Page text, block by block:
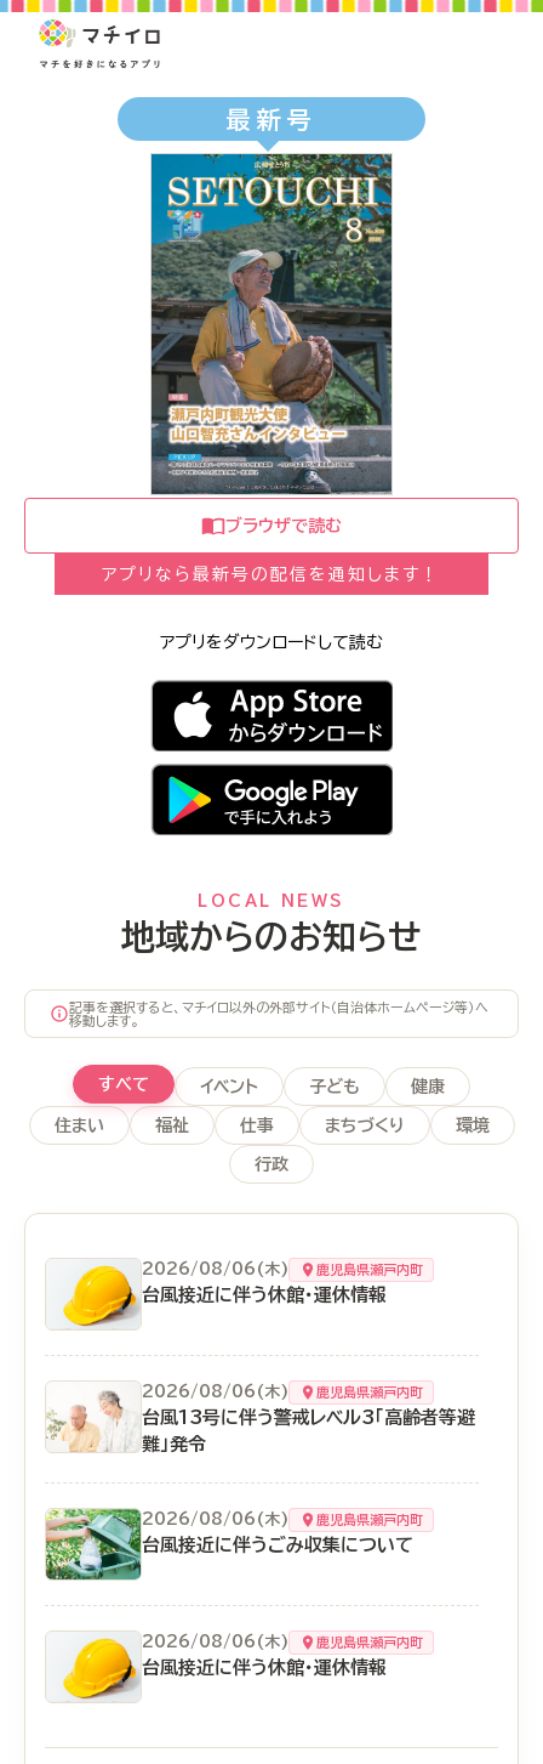
最新号
ブラウザで読む
アプリなら最新号の配信を通知します！
アプリをダウンロードして読む
LOCAL NEWS
地域からのお知らせ
記事を選択すると、マチイロ以外の外部サイト（自治体ホームページ等）へ
移動します。
すべて イベント 子ども 健康
住まい 福祉 仕事 まちづくり 環境
行政
2026/08/06(木) 鹿児島県瀬戸内町
台風接近に伴う休館・運休情報
2026/08/06(木) 鹿児島県瀬戸内町
台風13号に伴う警戒レベル3「高齢者等避
難」発令
2026/08/06(木) 鹿児島県瀬戸内町
台風接近に伴うごみ収集について
2026/08/06(木) 鹿児島県瀬戸内町
台風接近に伴う休館・運休情報